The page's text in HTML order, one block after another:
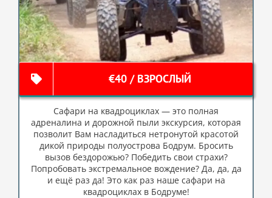
€40 / ВЗРОСЛЫЙ
Сафари на квадроциклах — это полная
адреналина и дорожной пыли экскурсия, которая
позволит Вам насладиться нетронутой красотой
дикой природы полуострова Бодрум. Бросить
вызов бездорожью? Победить свои страхи?
Попробовать экстремальное вождение? Да, да, да
и ещё раз да! Это как раз наше сафари на
квадроциклах в Бодруме!